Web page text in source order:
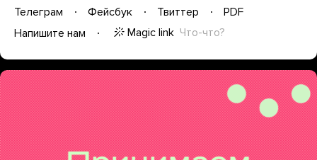
Телеграм Фейсбук Твиттер
PDF
Напишите нам
Magic link Что-что?